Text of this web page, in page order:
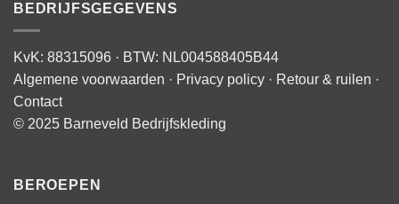
BEDRIJFSGEGEVENS
KvK: 88315096 · BTW: NL004588405B44
Algemene voorwaarden · Privacy policy · Retour & ruilen ·
Contact
© 2025 Barneveld Bedrijfskleding
BEROEPEN